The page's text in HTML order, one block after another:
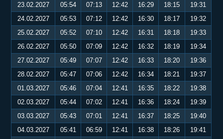
23.02.2027
05:54 07:13 12:42 16:29 18:15
19:31
24.02.2027
05:53 07:12 12:42 16:30 18:17
19:32
25.02.2027
05:52 07:10 12:42 16:31 18:18
19:33
26.02.2027
05:50 07:09 12:42 16:32 18:19
19:34
27.02.2027
05:49 07:07 12:42 16:33 18:20
19:36
28.02.2027
05:47 07:06 12:42 16:34 18:21
19:37
01.03.2027
05:46 07:04 12:41 16:35 18:22
19:38
02.03.2027
05:44 07:02 12:41 16:36 18:24
19:39
03.03.2027
05:43 07:01 12:41 16:37 18:25
19:40
04.03.2027
05:41 06:59 12:41 16:38 18:26
19:41